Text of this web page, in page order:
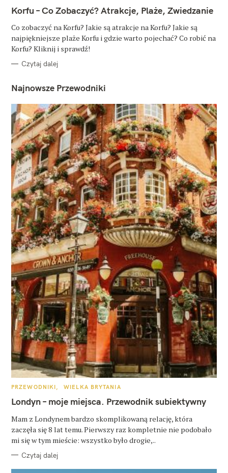
T
E
O
R
I
Korfu – Co Zobaczyć? Atrakcje, Plaże, Zwiedzanie
Co zobaczyć na Korfu? Jakie są atrakcje na Korfu? Jakie są
najpiękniejsze plaże Korfu i gdzie warto pojechać? Co robić na
Korfu? Kliknij i sprawdź!
Czytaj dalej
Najnowsze Przewodniki
K
T
E
O
R
I
PRZEWODNIKI WIELKA BRYTANIA
Londyn – moje miejsca. Przewodnik subiektywny
Mam z Londynem bardzo skomplikowaną relację, która
zaczęła się 8 lat temu. Pierwszy raz kompletnie nie podobało
mi się w tym mieście: wszystko było drogie,..
Czytaj dalej